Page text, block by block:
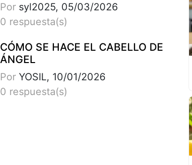
Porsyl2025, 05/03/2026
0 respuesta(s)
CÓMO SE HACE EL CABELLO DE
ÁNGEL
PorYOSIL, 10/01/2026
0 respuesta(s)